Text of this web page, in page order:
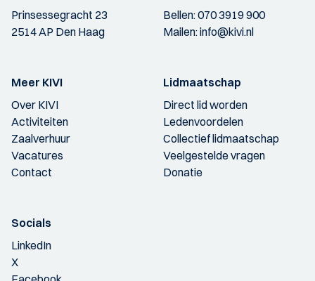
Prinsessegracht 23
2514 AP Den Haag
Bellen:070 3919 900
Mailen:info@kivi.nl
Meer KIVI
Over KIVI
Activiteiten
Zaalverhuur
Vacatures
Contact
Lidmaatschap
Direct lid worden
Ledenvoordelen
Collectief lidmaatschap
Veelgestelde vragen
Donatie
Socials
LinkedIn
X